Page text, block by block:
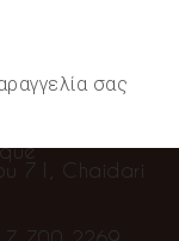
71, Chaidari
σας